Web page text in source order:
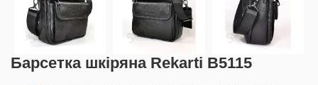
Барсетка шкіряна Rekarti В5115